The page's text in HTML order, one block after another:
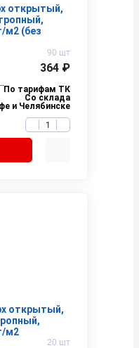
открытый,
м2 (без
90 шт
364 ₽
По тарифам ТК
Со склада
и Челябинске
открытый,
м2
20 шт